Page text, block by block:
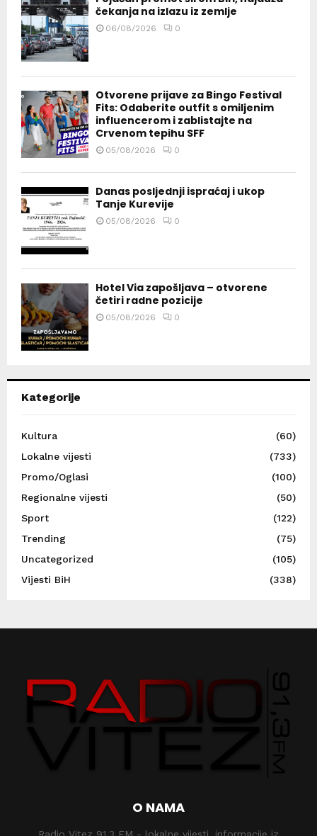
čekanja na izlazu iz zemlje
06/08/2026 0
Otvorene prijave za Bingo Festival
Fits: Odaberite outfit s omiljenim
influencerom i zablistajte na
Crvenom tepihu SFF
05/08/2026 0
Danas posljednji ispraćaj i ukop
Tanje Kurevije
05/08/2026 0
Hotel Via zapošljava – otvorene
četiri radne pozicije
05/08/2026 0
Kategorije
Kultura
(60)
Lokalne vijesti
(733)
Promo/Oglasi
(100)
Regionalne vijesti
(50)
Sport
(122)
Trending
(75)
Uncategorized
(105)
Vijesti BiH
(338)
O NAMA